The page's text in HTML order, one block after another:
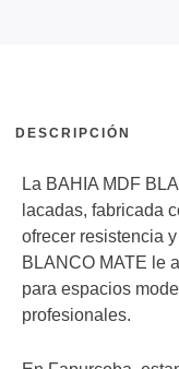
DESCRIPCIÓN
La BAHIA MDF
lacadas, fabricada
ofrecer resistencia
BLANCO MATE le
para espacios
profesionales.